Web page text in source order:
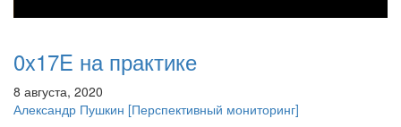
0x17E на практике
8 августа, 2020
Александр Пушкин [Перспективный мониторинг]